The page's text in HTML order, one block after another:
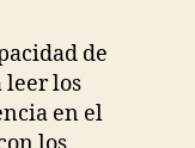
de
leer los
en el